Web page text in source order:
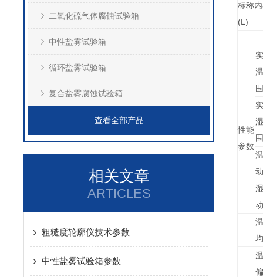
二氧化硫气体腐蚀试验箱
中性盐雾试验箱
循环盐雾试验箱
复合盐雾腐蚀试验箱
查看全部产品
相关文章
ARTICLES
粗糙度轮廓仪技术参数
中性盐雾试验箱参数
标称
(L)
性能
参数
围
围